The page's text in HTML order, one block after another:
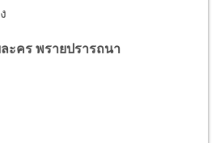
ะคร พรายปรารถนา